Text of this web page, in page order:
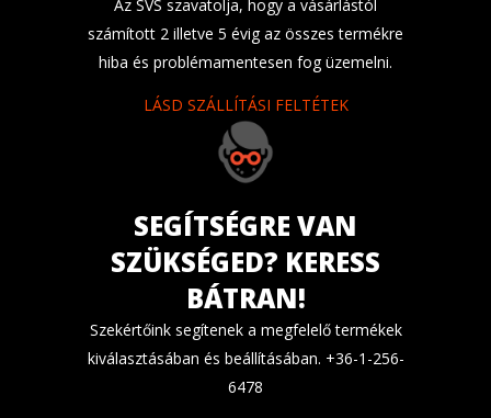
Az SVS szavatolja, hogy a vásárlástól
számított 2 illetve 5 évig az összes termékre
hiba és problémamentesen fog üzemelni.
LÁSD SZÁLLÍTÁSI FELTÉTEK
SEGÍTSÉGRE VAN
SZÜKSÉGED? KERESS
BÁTRAN!
Szekértőink segítenek a megfelelő termékek
kiválasztásában és beállításában. +36-1-256-
6478